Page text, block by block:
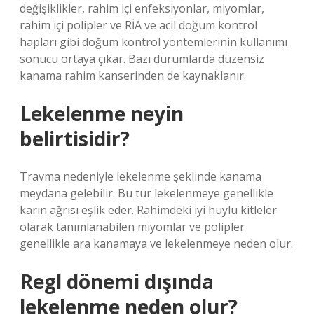
değişiklikler, rahim içi enfeksiyonlar, miyomlar,
rahim içi polipler ve RİA ve acil doğum kontrol
hapları gibi doğum kontrol yöntemlerinin kullanımı
sonucu ortaya çıkar. Bazı durumlarda düzensiz
kanama rahim kanserinden de kaynaklanır.
Lekelenme neyin
belirtisidir?
Travma nedeniyle lekelenme şeklinde kanama
meydana gelebilir. Bu tür lekelenmeye genellikle
karın ağrısı eşlik eder. Rahimdeki iyi huylu kitleler
olarak tanımlanabilen miyomlar ve polipler
genellikle ara kanamaya ve lekelenmeye neden olur.
Regl dönemi dışında
lekelenme neden olur?